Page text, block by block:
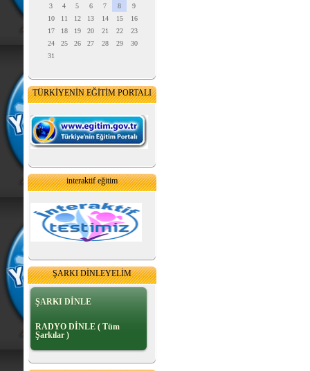
3
4 5 6 7 8
9
10
11 12 13 14 15
16
17
18 19 20 21 22
23
24
25 26 27 28 29
30
31
TÜRKİYENİN EĞİTİM PORTALI
interaktif eğitim
ŞARKI DİNLEYELİM
ŞARKI DİNLE
RADYO DİNLE ( Tüm
Şarkılar )